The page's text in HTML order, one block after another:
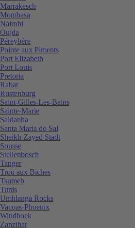
Marrakesch
Mombasa
Nairobi
Oujda
Péreybère
Pointe aux Piments
Port Elizabeth
Port Louis
Pretoria
Rabat
Rustenburg
Saint-Gilles-Les-Bains
Sainte-Marie
Saldanha
Santa Maria do Sal
Sheikh Zayed Stadt
Sousse
Stellenbosch
Tanger
Trou aux Biches
Tsumeb
Tunis
Umhlanga Rocks
Vacoas-Phoenix
Windhoek
Zanzibar